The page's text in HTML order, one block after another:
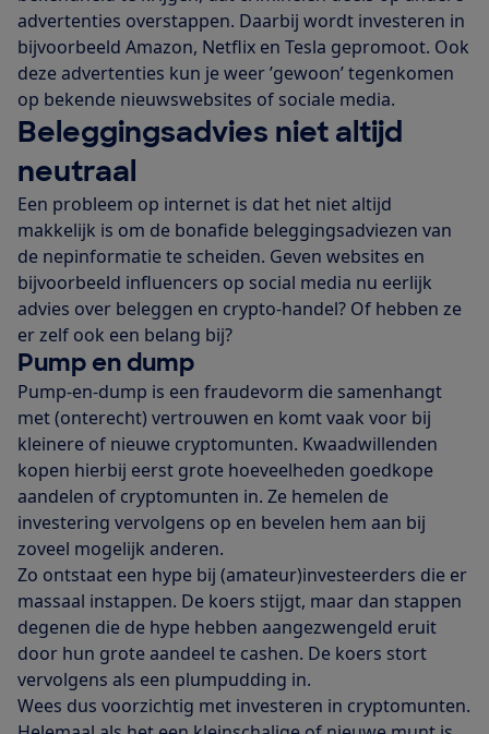
advertenties overstappen. Daarbij wordt investeren in
bijvoorbeeld Amazon, Netflix en Tesla gepromoot. Ook
deze advertenties kun je weer ’gewoon’ tegenkomen
op bekende nieuwswebsites of sociale media.
Beleggingsadvies niet altijd
neutraal
Een probleem op internet is dat het niet altijd
makkelijk is om de bonafide beleggingsadviezen van
de nepinformatie te scheiden. Geven websites en
bijvoorbeeld influencers op social media nu eerlijk
advies over beleggen en crypto-handel? Of hebben ze
er zelf ook een belang bij?
Pump en dump
Pump-en-dump is een fraudevorm die samenhangt
met (onterecht) vertrouwen en komt vaak voor bij
kleinere of nieuwe cryptomunten. Kwaadwillenden
kopen hierbij eerst grote hoeveelheden goedkope
aandelen of cryptomunten in. Ze hemelen de
investering vervolgens op en bevelen hem aan bij
zoveel mogelijk anderen.
Zo ontstaat een hype bij (amateur)investeerders die er
massaal instappen. De koers stijgt, maar dan stappen
degenen die de hype hebben aangezwengeld eruit
door hun grote aandeel te cashen. De koers stort
vervolgens als een plumpudding in.
Wees dus voorzichtig met investeren in cryptomunten.